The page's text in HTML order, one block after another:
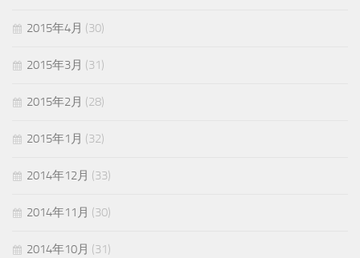
2015年4月 (30)
2015年3月 (31)
2015年2月 (28)
2015年1月 (32)
2014年12月 (33)
2014年11月 (30)
2014年10月 (31)